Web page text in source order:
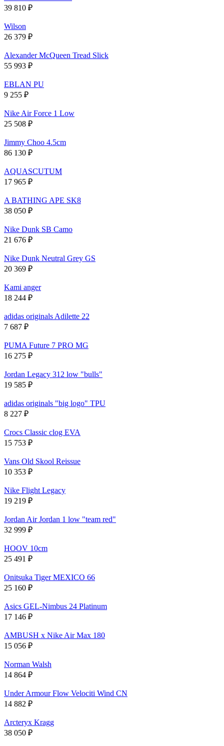
39 810 ₽
Wilson
26 379 ₽
Alexander McQueen Tread Slick
55 993 ₽
EBLAN PU
9 255 ₽
Nike Air Force 1 Low
25 508 ₽
Jimmy Choo 4.5cm
86 130 ₽
AQUASCUTUM
17 965 ₽
A BATHING APE SK8
38 050 ₽
Nike Dunk SB Camo
21 676 ₽
Nike Dunk Neutral Grey GS
20 369 ₽
Kami anger
18 244 ₽
adidas originals Adilette 22
7 687 ₽
PUMA Future 7 PRO MG
16 275 ₽
Jordan Legacy 312 low "bulls"
19 585 ₽
adidas originals "big logo" TPU
8 227 ₽
Crocs Classic clog EVA
15 753 ₽
Vans Old Skool Reissue
10 353 ₽
Nike Flight Legacy
19 219 ₽
Jordan Air Jordan 1 low "team red"
32 999 ₽
HOOV 10cm
25 491 ₽
Onitsuka Tiger MEXICO 66
25 160 ₽
Asics GEL-Nimbus 24 Platinum
17 146 ₽
AMBUSH x Nike Air Max 180
15 056 ₽
Norman Walsh
14 864 ₽
Under Armour Flow Velociti Wind CN
14 882 ₽
Arcteryx Kragg
38 050 ₽